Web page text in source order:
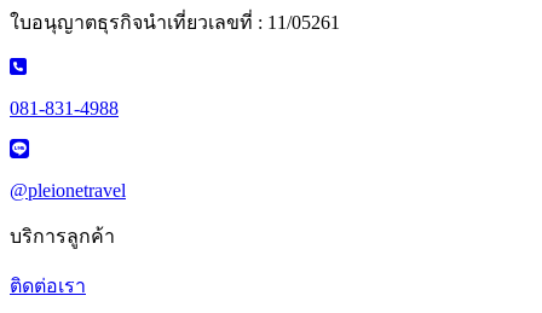
ใบอนุญาตธุรกิจนำเที่ยวเลขที่ : 11/05261
081-831-4988
@pleionetravel
บริการลูกค้า
ติดต่อเรา